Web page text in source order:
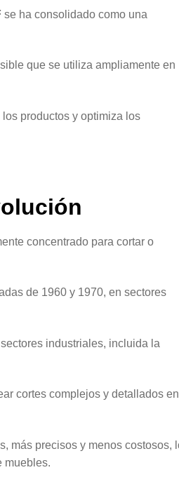
se ha consolidado como una
que se utiliza ampliamente en
productos y optimiza los
concentrado para cortar o
de 1960 y 1970, en sectores
industriales, incluida la
cortes complejos y detallados en
más precisos y menos costosos,
muebles.